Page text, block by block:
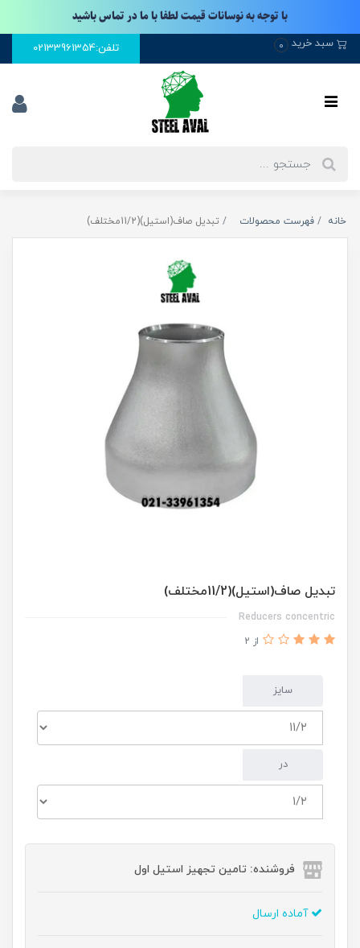
با توجه به نوسانات قیمت لطفا با ما در تماس باشید
سبد خرید 0 تلفن:02133961354
خانه فهرست محصولات تبدیل صاف(استیل)(11/2مختلف)
تبدیل صاف(استیل)(11/2مختلف)
Reducers concentric
از 2
سایز
در
فروشنده: تامین تجهیز استیل اول
آماده ارسال